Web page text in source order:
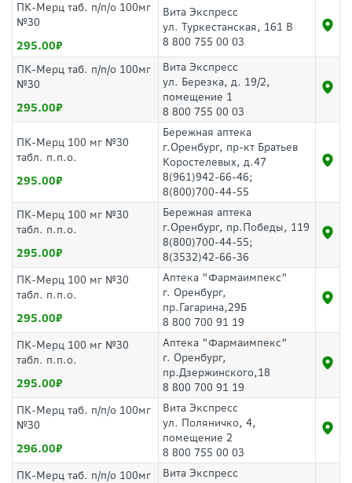
ПК-Мерц таб. п/п/о 100мг
№30
295.00
Вита Экспресс
ул. Туркестанская, 161 В
8 800 755 00 03
ПК-Мерц таб. п/п/о 100мг
№30
295.00
Вита Экспресс
ул. Березка, д. 19/2,
помещение 1
8 800 755 00 03
ПК-Мерц 100 мг №30
табл. п.п.о.
295.00
Бережная аптека
г.Оренбург, пр-кт Братьев
Коростелевых, д.47
8(961)942-66-46;
8(800)700-44-55
ПК-Мерц 100 мг №30
табл. п.п.о.
295.00
Бережная аптека
г.Оренбург, пр.Победы, 119
8(800)700-44-55;
8(3532)42-66-36
ПК-Мерц 100 мг №30
табл. п.п.о.
295.00
Аптека "Фармаимпекс"
г. Оренбург,
пр.Гагарина,29Б
8 800 700 91 19
ПК-Мерц 100 мг №30
табл. п.п.о.
295.00
Аптека "Фармаимпекс"
г. Оренбург,
пр.Дзержинского,18
8 800 700 91 19
ПК-Мерц таб. п/п/о 100мг
№30
296.00
Вита Экспресс
ул. Поляничко, 4,
помещение 2
8 800 755 00 03
ПК-Мерц таб. п/п/о 100мг
Вита Экспресс